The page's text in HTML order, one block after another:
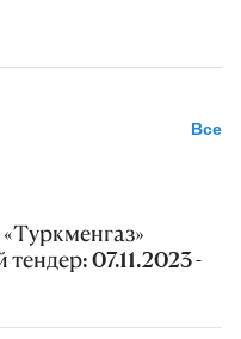
Все
07.11.2023 -